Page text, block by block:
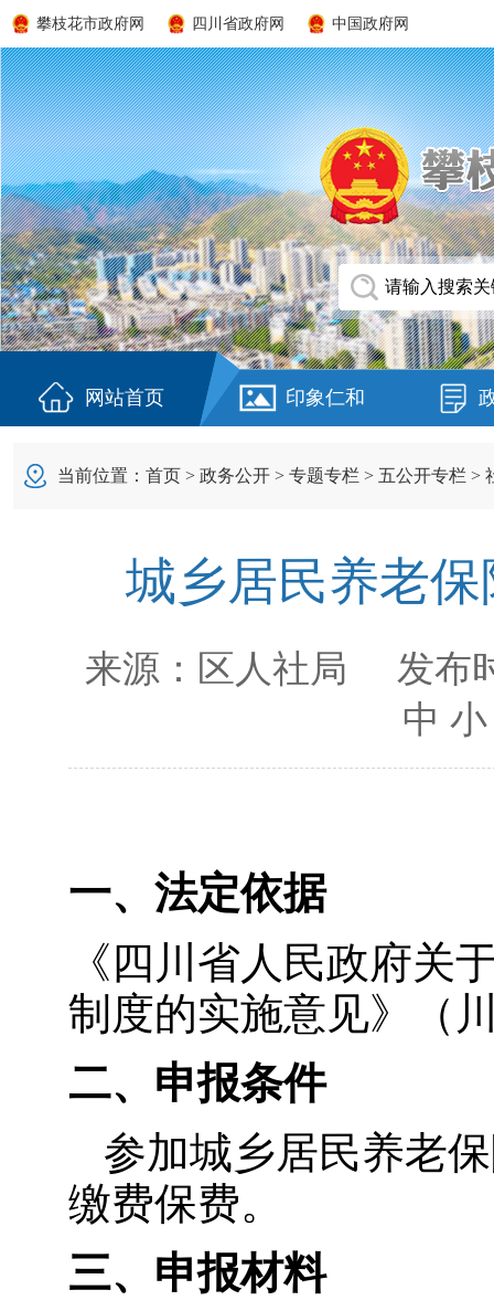
攀枝花市政府网 四川省政府网 中国政府网
网站首页 印象仁和
当前位置： 首页 > 政务公开 > 专题专栏 > 五公开专栏 >
城乡居民养老
来源： 区人社局 发布
中 小
一、法定依据
《四川省人民政府关
制度的实施意见》（
二、申报条件
参加城乡居民养老
缴费保费。
三、申报材料